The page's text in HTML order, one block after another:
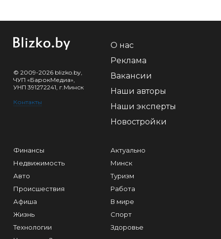
© 2009-2026 blizko.by,
ЧУП «БарокМедиа»,
УНП 391272241, г.Минск
Контакты
О нас
Реклама
Вакансии
Наши авторы
Наши эксперты
Новостройки
Финансы
Недвижимость
Авто
Происшествия
Афиша
Жизнь
Технологии
Актуально
Минск
Туризм
Работа
В мире
Спорт
Здоровье